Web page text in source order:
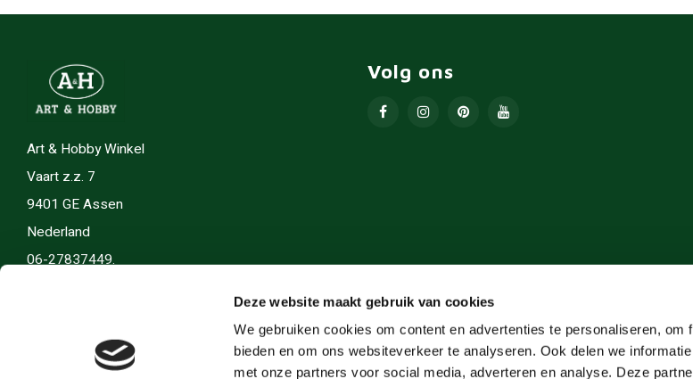
Deze website maakt gebruik van cookies
We gebruiken cookies om content en advertenties te personaliseren, om
bieden en om ons websiteverkeer te analyseren. Ook delen we
met onze partners voor social media, adverteren en analyse. Deze
Art & Hobby Winkel
Vaart z.z. 7
9401 GE Assen
Nederland
06-27837449.
Volg ons